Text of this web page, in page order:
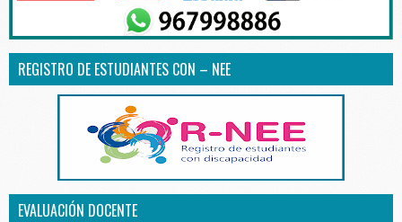
REGISTRO DE ESTUDIANTES CON – NEE
EVALUACIÓN DOCENTE